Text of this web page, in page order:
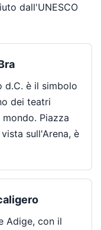
dall'UNESCO
d.C. è il simbolo
dei teatri
Piazza
sull'Arena, è
Adige, con il